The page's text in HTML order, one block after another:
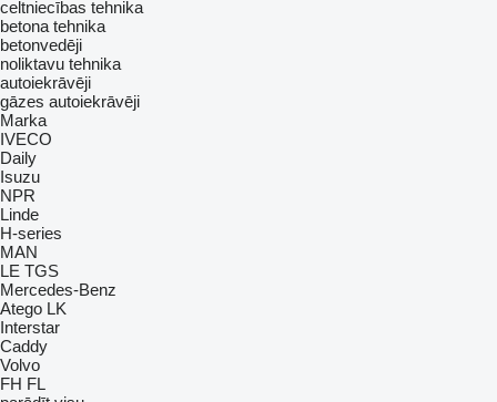
celtniecības tehnika
betona tehnika
betonvedēji
noliktavu tehnika
autoiekrāvēji
gāzes autoiekrāvēji
Marka
IVECO
Daily
Isuzu
NPR
Linde
H-series
MAN
LE TGS
Mercedes-Benz
Atego LK
Interstar
Caddy
Volvo
FH FL